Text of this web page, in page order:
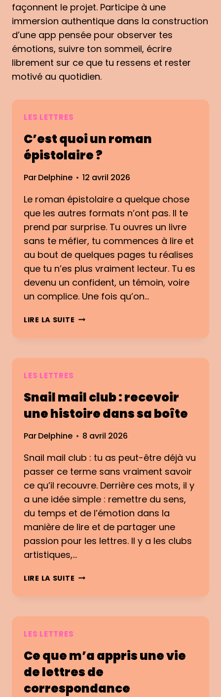
façonnent le projet. Participe à une
immersion authentique dans la construction
d’une app pensée pour observer tes
émotions, suivre ton sommeil, écrire
librement sur ce que tu ressens et rester
motivé au quotidien.
LES LETTRES
C’est quoi un roman
épistolaire ?
ParDelphine 12 avril 2026
Le roman épistolaire a quelque chose
que les autres formats n’ont pas. Il te
prend par surprise. Tu ouvres un livre
sans te méfier, tu commences à lire et
au bout de quelques pages tu réalises
que tu n’es plus vraiment lecteur. Tu es
devenu un confident, un témoin, voire
un complice. Une fois qu’on…
LIRE LA SUITE C
E
O
I
U
O
A
N
É
P
T
O
A
LES LETTRES
Snail mail club : recevoir
une histoire dans sa boîte
ParDelphine 8 avril 2026
Snail mail club : tu as peut-être déjà vu
passer ce terme sans vraiment savoir
ce qu’il recouvre. Derrière ces mots, il y
a une idée simple : remettre du sens,
du temps et de l’émotion dans la
manière de lire et de partager une
passion pour les lettres. Il y a les clubs
artistiques,…
LIRE LA SUITE S
A
I
L
C
L
LES LETTRES
Ce que m’a appris une vie
de lettres de
correspondance